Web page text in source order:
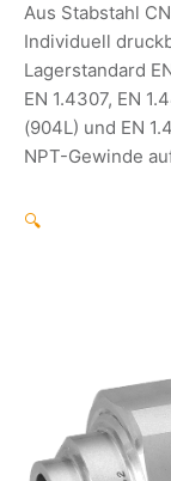
Aus Stabstahl
Individuell
Lagerstandard
EN 1.4307, EN
(904L) und EN
NPT-Gewinde
🔍